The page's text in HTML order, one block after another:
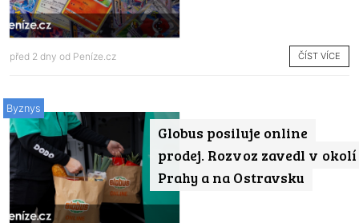
před 2 dny od Peníze.cz ČÍST VÍCE
Globus posiluje online
prodej. Rozvoz zavedl v okolí
Prahy a na Ostravsku
Byznys